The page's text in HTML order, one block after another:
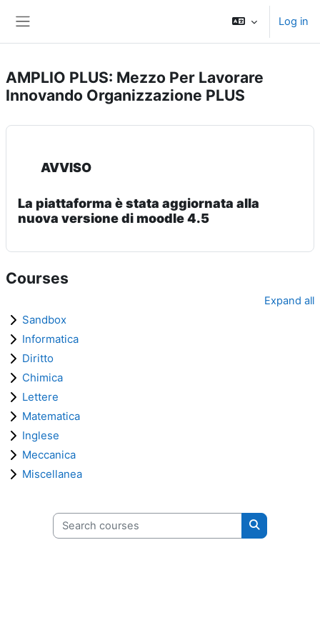
Log in
AMPLIO PLUS: Mezzo Per Lavorare
Innovando Organizzazione PLUS
AVVISO
La piattaforma è stata aggiornata alla
nuova versione di moodle 4.5
Courses
Expand all
Sandbox
Informatica
Diritto
Chimica
Lettere
Matematica
Inglese
Meccanica
Miscellanea
Search courses
Search